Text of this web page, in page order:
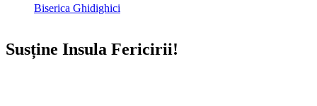
Biserica Ghidighici
Susține Insula Fericirii!